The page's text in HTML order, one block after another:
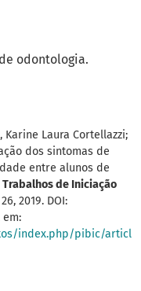
odontologia.
Karine Laura Cortellazzi;
dos sintomas de
entre alunos de
de Iniciação
2019. DOI:
em:
index.php/pibic/articl